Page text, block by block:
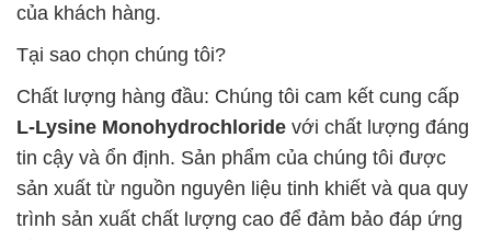
của khách hàng.
Tại sao chọn chúng tôi?
Chất lượng hàng đầu: Chúng tôi cam kết cung cấp
L-Lysine Monohydrochloride với chất lượng đáng
tin cậy và ổn định. Sản phẩm của chúng tôi được
sản xuất từ nguồn nguyên liệu tinh khiết và qua quy
trình sản xuất chất lượng cao để đảm bảo đáp ứng